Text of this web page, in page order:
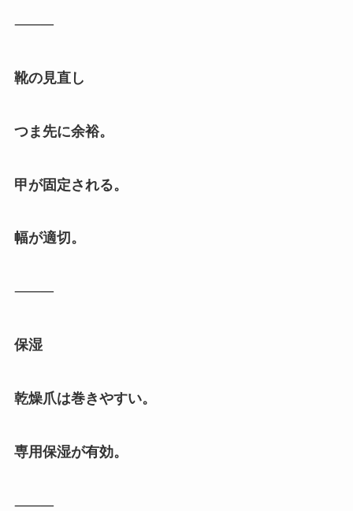
⸻
靴の見直し
つま先に余裕。
甲が固定される。
幅が適切。
⸻
保湿
乾燥爪は巻きやすい。
専用保湿が有効。
⸻